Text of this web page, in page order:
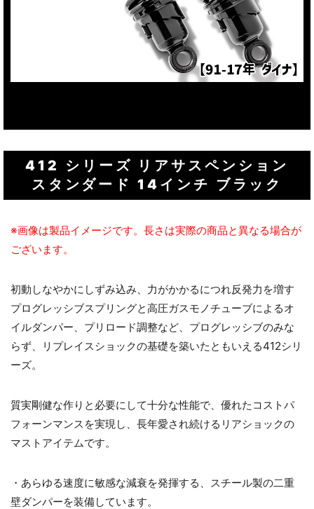
412 シリーズ リアサスペンション
スタンダード 14インチ ブラック
※画像は製品イメージです。長さは実際の商品と異なる場合が
ございます。
初動しなやかにしずみ込み、力がかかるにつれ反発力を増す
プログレッシブスプリングと高圧ガスモノチューブによるオ
イルダンパー、プリロード調整など、プログレッシブのみな
らず、リプレイスショックの基礎を築いたともいえる412シリ
ーズ。
質実剛健な作りと必要にして十分な性能で、優れたコストパ
フォーンマンスを実現し、長年愛され続けるリアショックの
マストアイテムです。
・あらゆる速度に敏感な減衰を発揮する、スチール製の二重
壁ダンパーを装備しています。